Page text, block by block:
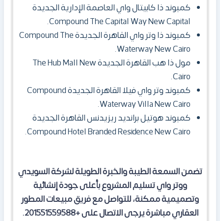
كمبوند ذا كابيتال واي العاصمة الإدارية الجديدة
Compound The Capital Way New Capital.
كمبوند ذا وتر واي القاهرة الجديدة Compound The
Waterway New Cairo.
مول ذا هب القاهرة الجديدة The Hub Mall New
Cairo.
كمبوند وتر واي فيلا القاهرة الجديدة Compound
Waterway Villa New Cairo.
كمبوند هوتيل برانديد ريزيدنس القاهرة الجديدة
Compound Hotel Branded Residence New Cairo.
تضمن السمعة الطيبة والخبرة الطويلة لشركة السويدي
ووتر واي تسليم المشروع بأعلى جودة إنشائية
وتصميمية ممكنة، للتواصل مع فريق مبيعات المطور
العقاري مباشرة يرجى الاتصال على +201551559588.